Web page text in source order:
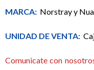
MARCA: Norstray y
UNIDAD DE VENTA:
Comunicate con